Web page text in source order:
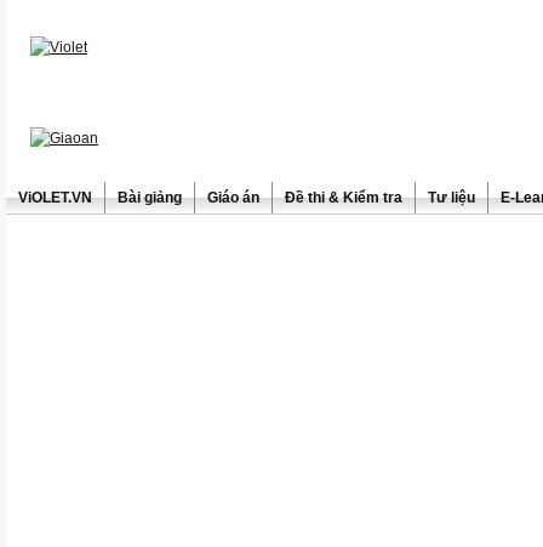
ViOLET.VN Bài giảng Giáo án Đề thi & Kiểm tra Tư liệu E-